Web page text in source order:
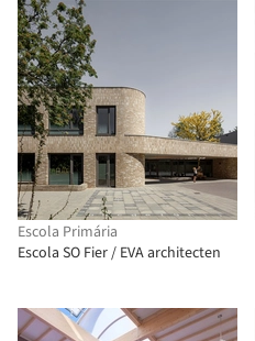
Escola Primária
Escola SO Fier / EVA architecten